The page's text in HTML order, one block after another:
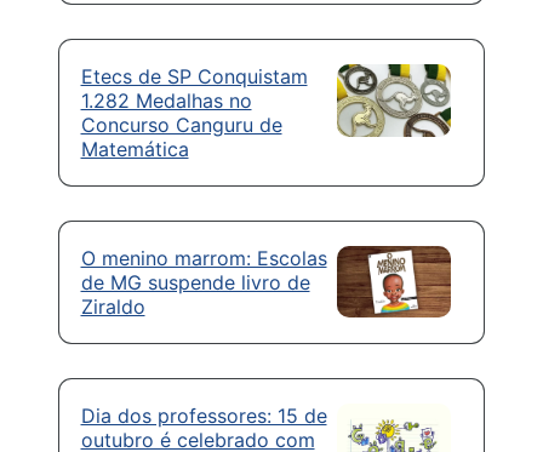
Etecs de SP Conquistam
1.282 Medalhas no
Concurso Canguru de
Matemática
O menino marrom: Escolas
de MG suspende livro de
Ziraldo
Dia dos professores: 15 de
outubro é celebrado com